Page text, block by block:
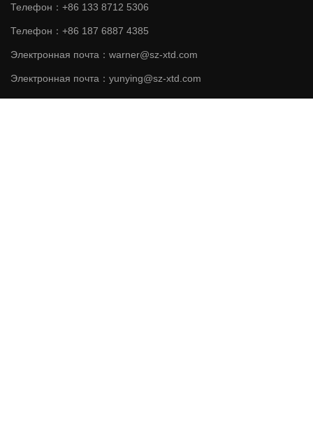
Телефон：+86 133 8712 5306
Телефон：+86 187 6887 4385
Электронная почта：warner@sz-xtd.com
Электронная почта：yunying@sz-xtd.com
Адрес：Здание 20, Нет. 172 Сяншань проспект, Луотяньское